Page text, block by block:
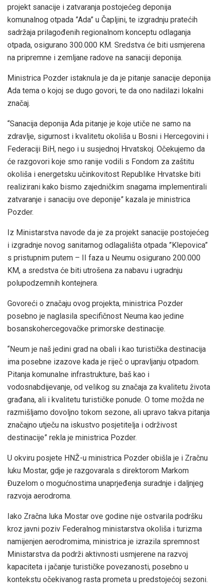
projekt sanacije i zatvaranja postojećeg deponija
komunalnog otpada ”Ada” u Čapljini, te izgradnju pratećih
sadržaja prilagođenih regionalnom konceptu odlaganja
otpada, osigurano 300.000 KM. Sredstva će biti usmjerena
na pripremne i zemljane radove na sanaciji deponija.
Ministrica Pozder istaknula je da je pitanje sanacije deponija
Ada tema o kojoj se dugo govori, te da ono nadilazi lokalni
značaj.
“Sanacija deponija Ada pitanje je koje utiče ne samo na
zdravlje, sigurnost i kvalitetu okoliša u Bosni i Hercegovini i
Federaciji BiH, nego i u susjednoj Hrvatskoj. Očekujemo da
će razgovori koje smo ranije vodili s Fondom za zaštitu
okoliša i energetsku učinkovitost Republike Hrvatske biti
realizirani kako bismo zajedničkim snagama implementirali
zatvaranje i sanaciju ove deponije” kazala je ministrica
Pozder.
Iz Ministarstva navode da je za projekt sanacije postojećeg
i izgradnje novog sanitarnog odlagališta otpada ”Klepovica”
s pristupnim putem – II faza u Neumu osigurano 200.000
KM, a sredstva će biti utrošena za nabavu i ugradnju
polupodzemnih kontejnera.
Govoreći o značaju ovog projekta, ministrica Pozder
posebno je naglasila specifičnost Neuma kao jedine
bosanskohercegovačke primorske destinacije.
“Neum je naš jedini grad na obali i kao turistička destinacija
ima posebne izazove kada je riječ o upravljanju otpadom.
Pitanja komunalne infrastrukture, baš kao i
vodosnabdijevanje, od velikog su značaja za kvalitetu života
građana, ali i kvalitetu turističke ponude. O tome možda ne
razmišljamo dovoljno tokom sezone, ali upravo takva pitanja
značajno utječu na iskustvo posjetitelja i održivost
destinacije” rekla je ministrica Pozder.
U okviru posjete HNŽ-u ministrica Pozder obišla je i Zračnu
luku Mostar, gdje je razgovarala s direktorom Markom
Đuzelom o mogućnostima unaprjeđenja suradnje i daljnjeg
razvoja aerodroma.
Iako Zračna luka Mostar ove godine nije ostvarila podršku
kroz javni poziv Federalnog ministarstva okoliša i turizma
namijenjen aerodromima, ministrica je izrazila spremnost
Ministarstva da podrži aktivnosti usmjerene na razvoj
kapaciteta i jačanje turističke povezanosti, posebno u
kontekstu očekivanog rasta prometa u predstojećoj sezoni.